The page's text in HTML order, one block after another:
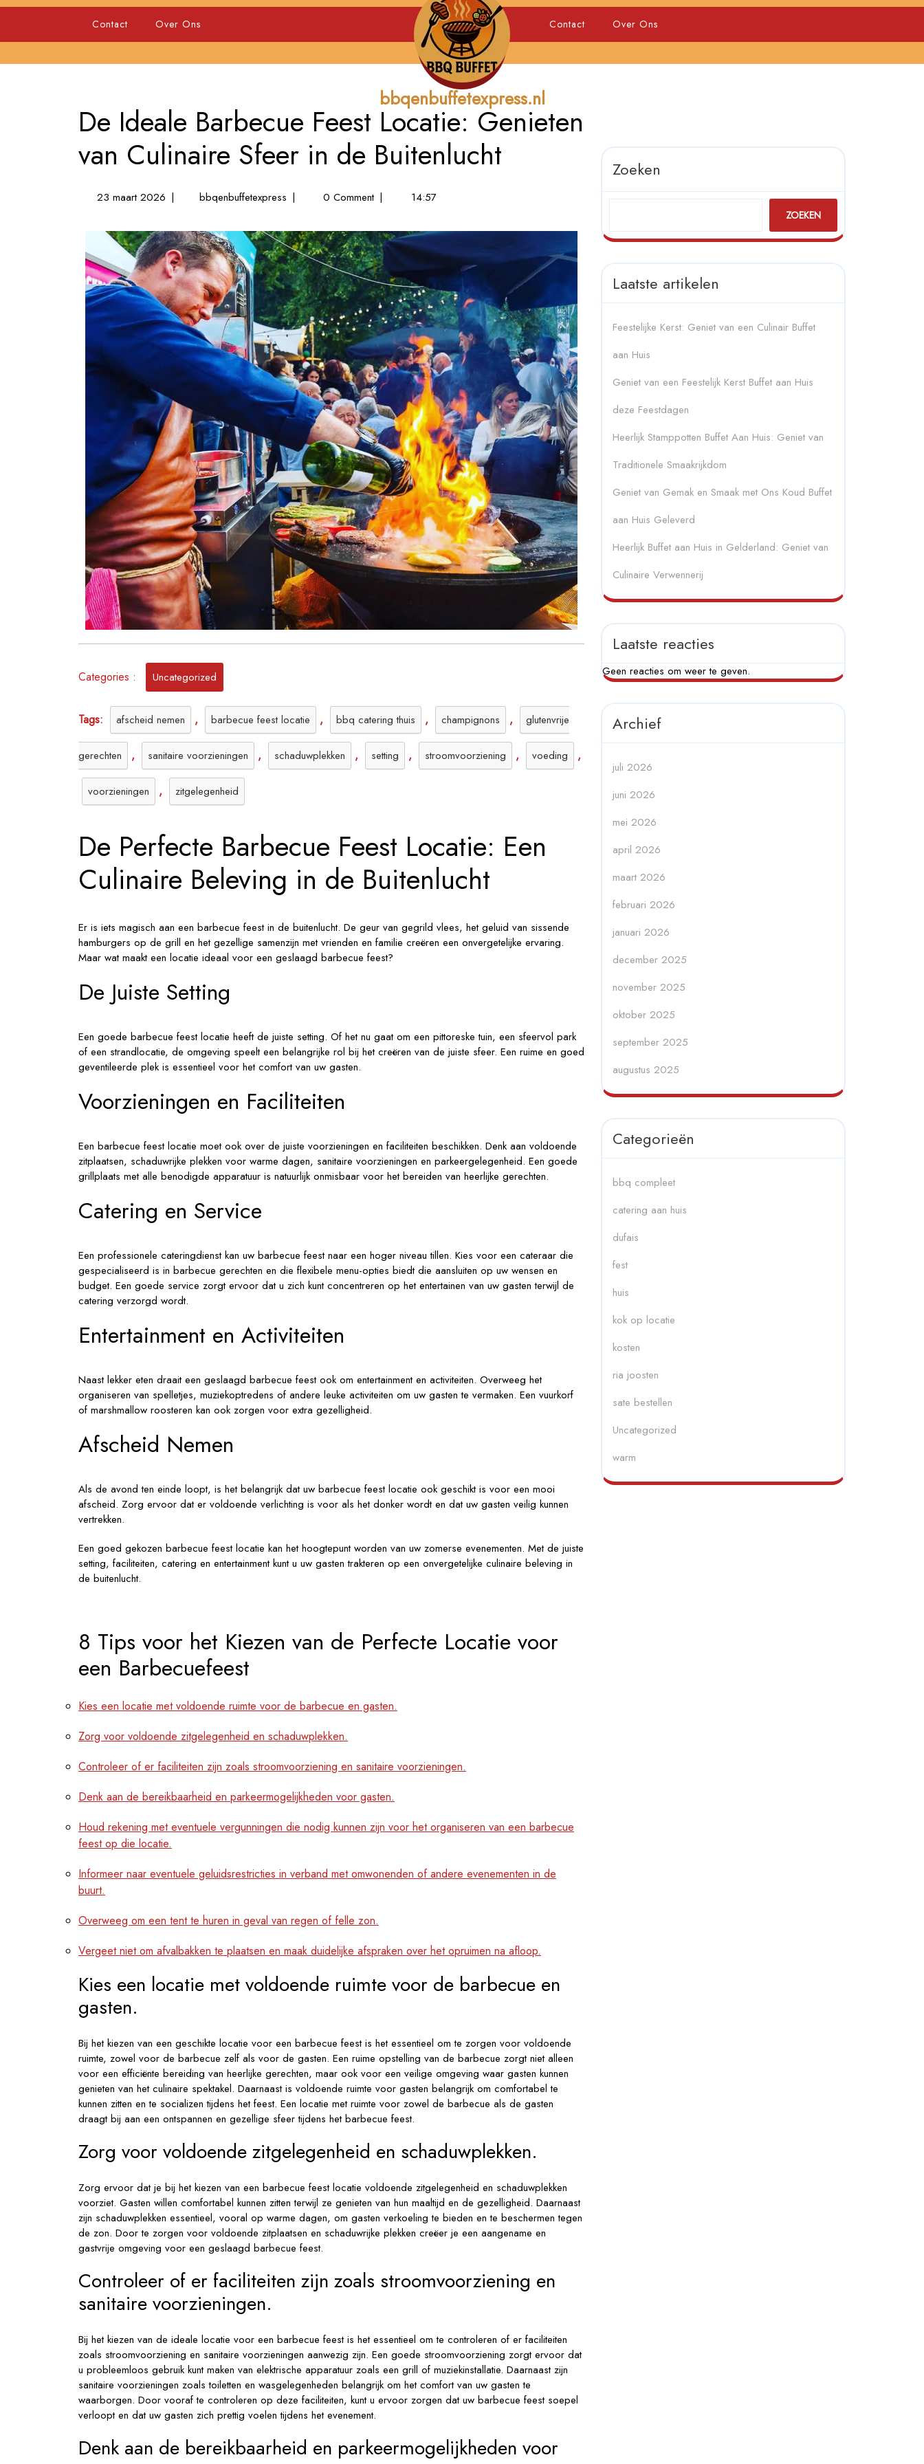
Skip
Contact Over Ons
bbqenbuffetexpress.nl
Contact Over Ons
De Ideale Barbecue Feest Locatie: Genieten
van Culinaire Sfeer in de Buitenlucht
23 maart 202623| bbqenbuffetexpressDe
Feest
Locatie:
Genieten
van
Culinaire
Sfeer
in
de
Buitenlucht
| 0 Comment | 14:57
Categories : Uncategorized
Tags: afscheid nemen , barbecue feest locatie , bbq catering thuis , champignons , glutenvrije
gerechten , sanitaire voorzieningen , schaduwplekken , setting , stroomvoorziening , voeding ,
voorzieningen , zitgelegenheid
De Perfecte Barbecue Feest Locatie: Een
Culinaire Beleving in de Buitenlucht
Er is iets magisch aan een barbecue feest in de buitenlucht. De geur van gegrild vlees, het geluid van sissende
hamburgers op de grill en het gezellige samenzijn met vrienden en familie creëren een onvergetelijke ervaring.
Maar wat maakt een locatie ideaal voor een geslaagd barbecue feest?
De Juiste Setting
Een goede barbecue feest locatie heeft de juiste setting. Of het nu gaat om een pittoreske tuin, een sfeervol park
of een strandlocatie, de omgeving speelt een belangrijke rol bij het creëren van de juiste sfeer. Een ruime en goed
geventileerde plek is essentieel voor het comfort van uw gasten.
Voorzieningen en Faciliteiten
Een barbecue feest locatie moet ook over de juiste voorzieningen en faciliteiten beschikken. Denk aan voldoende
zitplaatsen, schaduwrijke plekken voor warme dagen, sanitaire voorzieningen en parkeergelegenheid. Een goede
grillplaats met alle benodigde apparatuur is natuurlijk onmisbaar voor het bereiden van heerlijke gerechten.
Catering en Service
Een professionele cateringdienst kan uw barbecue feest naar een hoger niveau tillen. Kies voor een cateraar die
gespecialiseerd is in barbecue gerechten en die flexibele menu-opties biedt die aansluiten op uw wensen en
budget. Een goede service zorgt ervoor dat u zich kunt concentreren op het entertainen van uw gasten terwijl de
catering verzorgd wordt.
Entertainment en Activiteiten
Naast lekker eten draait een geslaagd barbecue feest ook om entertainment en activiteiten. Overweeg het
organiseren van spelletjes, muziekoptredens of andere leuke activiteiten om uw gasten te vermaken. Een vuurkorf
of marshmallow roosteren kan ook zorgen voor extra gezelligheid.
Afscheid Nemen
Als de avond ten einde loopt, is het belangrijk dat uw barbecue feest locatie ook geschikt is voor een mooi
afscheid. Zorg ervoor dat er voldoende verlichting is voor als het donker wordt en dat uw gasten veilig kunnen
vertrekken.
Een goed gekozen barbecue feest locatie kan het hoogtepunt worden van uw zomerse evenementen. Met de juiste
setting, faciliteiten, catering en entertainment kunt u uw gasten trakteren op een onvergetelijke culinaire beleving in
de buitenlucht.
8 Tips voor het Kiezen van de Perfecte Locatie voor
een Barbecuefeest
Kies een locatie met voldoende ruimte voor de barbecue en gasten.
Zorg voor voldoende zitgelegenheid en schaduwplekken.
Controleer of er faciliteiten zijn zoals stroomvoorziening en sanitaire voorzieningen.
Denk aan de bereikbaarheid en parkeermogelijkheden voor gasten.
Houd rekening met eventuele vergunningen die nodig kunnen zijn voor het organiseren van een barbecue
feest op die locatie.
Informeer naar eventuele geluidsrestricties in verband met omwonenden of andere evenementen in de
buurt.
Overweeg om een tent te huren in geval van regen of felle zon.
Vergeet niet om afvalbakken te plaatsen en maak duidelijke afspraken over het opruimen na afloop.
Kies een locatie met voldoende ruimte voor de barbecue en
gasten.
Bij het kiezen van een geschikte locatie voor een barbecue feest is het essentieel om te zorgen voor voldoende
ruimte, zowel voor de barbecue zelf als voor de gasten. Een ruime opstelling van de barbecue zorgt niet alleen
voor een efficiënte bereiding van heerlijke gerechten, maar ook voor een veilige omgeving waar gasten kunnen
genieten van het culinaire spektakel. Daarnaast is voldoende ruimte voor gasten belangrijk om comfortabel te
kunnen zitten en te socializen tijdens het feest. Een locatie met ruimte voor zowel de barbecue als de gasten
draagt bij aan een ontspannen en gezellige sfeer tijdens het barbecue feest.
Zorg voor voldoende zitgelegenheid en schaduwplekken.
Zorg ervoor dat je bij het kiezen van een barbecue feest locatie voldoende zitgelegenheid en schaduwplekken
voorziet. Gasten willen comfortabel kunnen zitten terwijl ze genieten van hun maaltijd en de gezelligheid. Daarnaast
zijn schaduwplekken essentieel, vooral op warme dagen, om gasten verkoeling te bieden en te beschermen tegen
de zon. Door te zorgen voor voldoende zitplaatsen en schaduwrijke plekken creëer je een aangename en
gastvrije omgeving voor een geslaagd barbecue feest.
Controleer of er faciliteiten zijn zoals stroomvoorziening en
sanitaire voorzieningen.
Bij het kiezen van de ideale locatie voor een barbecue feest is het essentieel om te controleren of er faciliteiten
zoals stroomvoorziening en sanitaire voorzieningen aanwezig zijn. Een goede stroomvoorziening zorgt ervoor dat
u probleemloos gebruik kunt maken van elektrische apparatuur zoals een grill of muziekinstallatie. Daarnaast zijn
sanitaire voorzieningen zoals toiletten en wasgelegenheden belangrijk om het comfort van uw gasten te
waarborgen. Door vooraf te controleren op deze faciliteiten, kunt u ervoor zorgen dat uw barbecue feest soepel
verloopt en dat uw gasten zich prettig voelen tijdens het evenement.
Denk aan de bereikbaarheid en parkeermogelijkheden voor
Zoeken
ZOEKEN
Laatste artikelen
Feestelijke Kerst: Geniet van een Culinair Buffet
aan Huis
Geniet van een Feestelijk Kerst Buffet aan Huis
deze Feestdagen
Heerlijk Stamppotten Buffet Aan Huis: Geniet van
Traditionele Smaakrijkdom
Geniet van Gemak en Smaak met Ons Koud Buffet
aan Huis Geleverd
Heerlijk Buffet aan Huis in Gelderland: Geniet van
Culinaire Verwennerij
Laatste reacties
Geen reacties om weer te geven.
Archief
juli 2026
juni 2026
mei 2026
april 2026
maart 2026
februari 2026
januari 2026
december 2025
november 2025
oktober 2025
september 2025
augustus 2025
Categorieën
bbq compleet
catering aan huis
dufais
fest
huis
kok op locatie
kosten
ria joosten
sate bestellen
Uncategorized
warm